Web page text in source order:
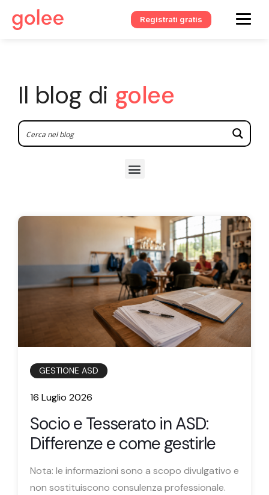
Registrati gratis
Il blog di golee
GESTIONE ASD
16 Luglio 2026
Socio e Tesserato in ASD:
Differenze e come gestirle
Nota: le informazioni sono a scopo divulgativo e
non sostituiscono consulenza professionale.